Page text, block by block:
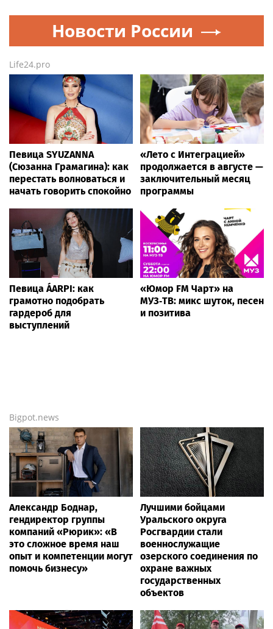
Новости России
Life24.pro
Певица SYUZANNA
(Сюзанна Грамагина): как
перестать волноваться и
начать говорить спокойно
«Лето с Интеграцией»
продолжается в августе —
заключительный месяц
программы
Певица ÁARPI: как
грамотно подобрать
гардероб для
выступлений
«Юмор FM Чарт» на
МУЗ‑ТВ: микс шуток, песен
и позитива
Bigpot.news
Александр Боднар,
гендиректор группы
компаний «Рюрик»: «В
это сложное время наш
опыт и компетенции могут
помочь бизнесу»
Лучшими бойцами
Уральского округа
Росгвардии стали
военнослужащие
озерского соединения по
охране важных
государственных
объектов